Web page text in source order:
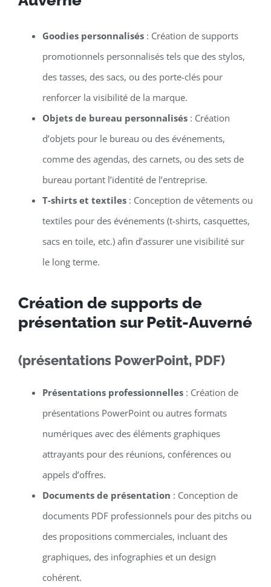
Goodies personnalisés: Création de supports
promotionnels personnalisés tels que des stylos,
des tasses, des sacs, ou des porte-clés pour
renforcer la visibilité de la marque.
Objets de bureau personnalisés: Création
d’objets pour le bureau ou des événements,
comme des agendas, des carnets, ou des sets de
bureau portant l’identité de l’entreprise.
T-shirts et textiles: Conception de vêtements ou
textiles pour des événements (t-shirts, casquettes,
sacs en toile, etc.) afin d’assurer une visibilité sur
le long terme.
Création de supports de
présentation sur Petit-Auverné
(présentations PowerPoint, PDF)
Présentations professionnelles: Création de
présentations PowerPoint ou autres formats
numériques avec des éléments graphiques
attrayants pour des réunions, conférences ou
appels d’offres.
Documents de présentation : Conception de
documents PDF professionnels pour des pitchs ou
des propositions commerciales, incluant des
graphiques, des infographies et un design
cohérent.